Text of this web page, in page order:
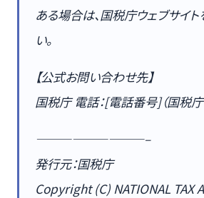
ある場合は、国税庁ウェブサイ
い。
【公式お問い合わせ先】
国税庁 電話：[電話番号]（国税庁
—————————–
発行元：国税庁
Copyright (C) NATIONAL TAX